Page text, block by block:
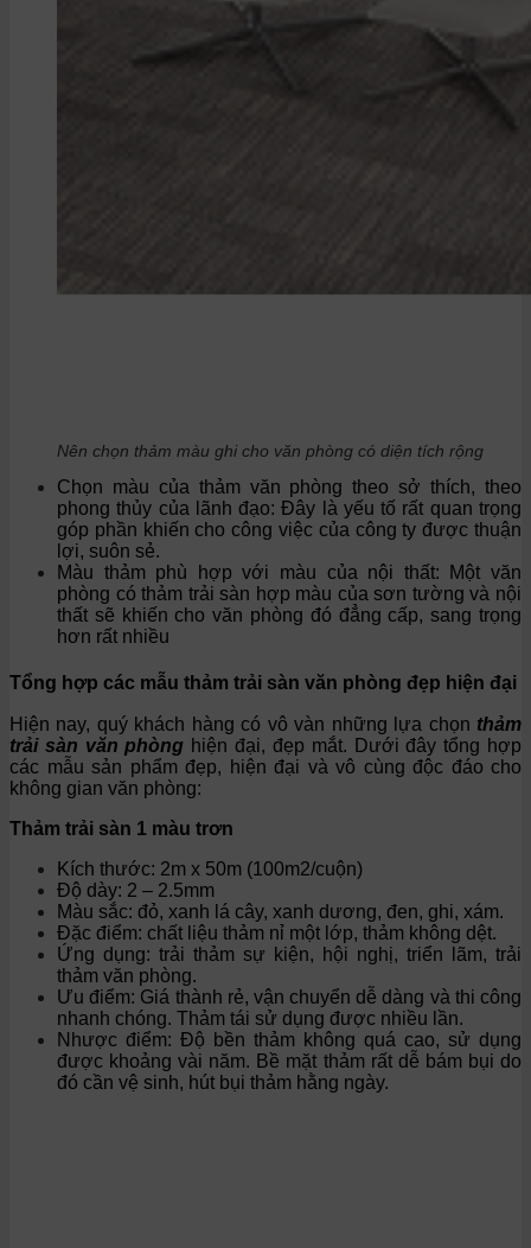
Nên chọn thảm màu ghi cho văn phòng có diện tích rộng
Chọn màu của thảm văn phòng theo sở thích, theo
phong thủy của lãnh đạo: Đây là yếu tố rất quan trọng
góp phần khiến cho công việc của công ty được thuận
lợi, suôn sẻ.
Màu thảm phù hợp với màu của nội thất: Một văn
phòng có thảm trải sàn hợp màu của sơn tường và nội
thất sẽ khiến cho văn phòng đó đẳng cấp, sang trọng
hơn rất nhiều
Tổng hợp các mẫu thảm trải sàn văn phòng đẹp hiện đại
Hiện nay, quý khách hàng có vô vàn những lựa chọn thảm
trải sàn văn phòng hiện đại, đẹp mắt. Dưới đây tổng hợp
các mẫu sản phẩm đẹp, hiện đại và vô cùng độc đáo cho
không gian văn phòng:
Thảm trải sàn 1 màu trơn
Kích thước: 2m x 50m (100m2/cuộn)
Độ dày: 2 – 2.5mm
Màu sắc: đỏ, xanh lá cây, xanh dương, đen, ghi, xám.
Đặc điểm: chất liệu thảm nỉ một lớp, thảm không dệt.
Ứng dụng: trải thảm sự kiện, hội nghị, triển lãm, trải
thảm văn phòng.
Ưu điểm: Giá thành rẻ, vận chuyển dễ dàng và thi công
nhanh chóng. Thảm tái sử dụng được nhiều lần.
Nhược điểm: Độ bền thảm không quá cao, sử dụng
được khoảng vài năm. Bề mặt thảm rất dễ bám bụi do
đó cần vệ sinh, hút bụi thảm hằng ngày.